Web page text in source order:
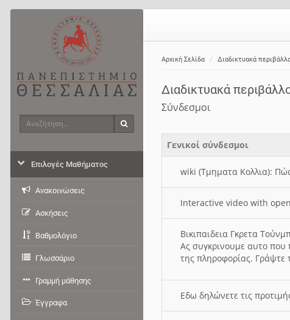
Αρχική Σελίδα Διαδικτυακά
Διαδικτυακά
Σύνδεσμοι
Γενικοί σύνδεσμοι
wiki (Τμηματα Κολλια):
Interactive video with
Βικιπαιδεια Γκρετα
Ας συγκρινουμε αυτο που
της πληροφορίας.
Εδω δηλώνετε τις
Αναζήτηση
Επιλογές Μαθήματος
Ανακοινώσεις
Ασκήσεις
Βαθμολόγιο
Γλωσσάριο
Γραμμή μάθησης
Έγγραφα